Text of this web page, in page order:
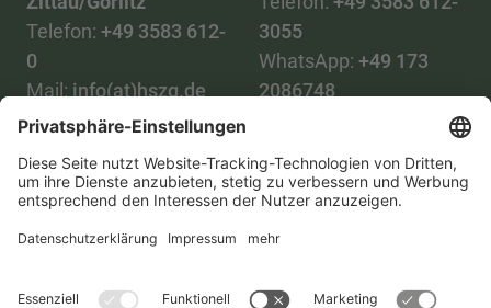
Telefon: +49 3583 612-
0
Mail: info(at)hszg.de
3055
WhatsApp: +49 173
2086748
Alle StudiengängeDatenschutz
ImpressumBarrierefreiheitPresse